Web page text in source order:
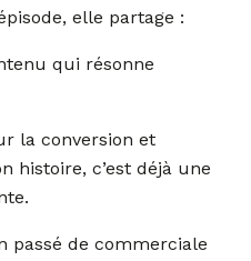
elle partage :
qui résonne
la conversion et
histoire, c’est déjà une
passé de commerciale